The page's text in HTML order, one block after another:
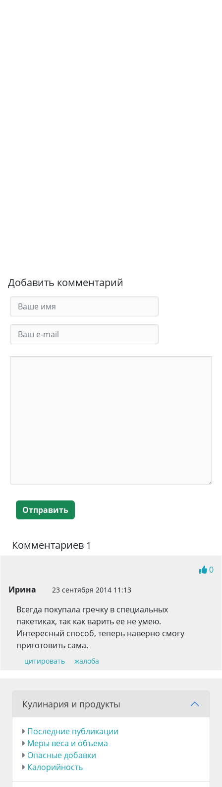
Добавить комментарий
Отправить
Комментариев 1
0
Ирина
23 сентября 2014 11:13
Всегда покупала гречку в специальных
пакетиках, так как варить ее не умею.
Интересный способ, теперь наверно смогу
приготовить сама.
цитировать жалоба
Кулинария и продукты
Последние публикации
Меры веса и объема
Опасные добавки
Калорийность